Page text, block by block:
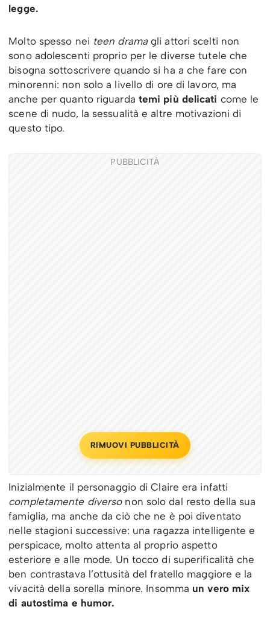
legge.
Molto spesso nei teen dramagli attori scelti non
sono adolescenti proprio per le diverse tutele che
bisogna sottoscrivere quando si ha a che fare con
minorenni: non solo a livello di ore di lavoro, ma
anche per quanto riguarda temi più delicati come le
scene di nudo, la sessualità e altre motivazioni di
questo tipo.
PUBBLICITÀ
RIMUOVI PUBBLICITÀ
Inizialmente il personaggio di Claire era infatti
completamente diversonon solo dal resto della sua
famiglia, ma anche da ciò che ne è poi diventato
nelle stagioni successive: una ragazza intelligente e
perspicace, molto attenta al proprio aspetto
esteriore e alle mode. Un tocco di superificalità che
ben contrastava l’ottusità del fratello maggiore e la
vivacità della sorella minore. Insomma un vero mix
di autostima e humor.